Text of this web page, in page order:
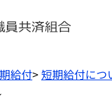
給付>短期給付につ